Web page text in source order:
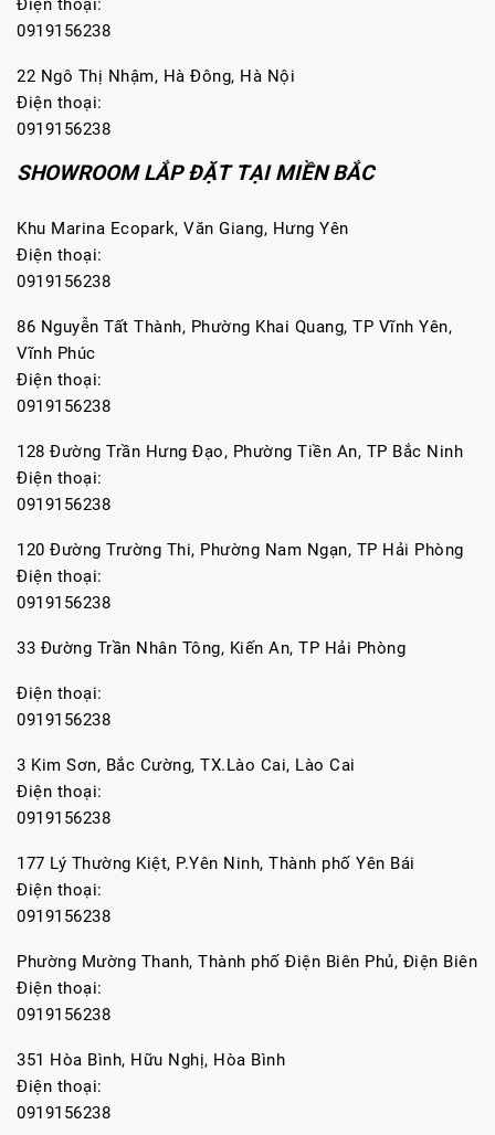
Điện thoại:
0919156238
22 Ngô Thị Nhậm, Hà Đông, Hà Nội
Điện thoại:
0919156238
SHOWROOM LẮP ĐẶT TẠI MIỀN BẮC
Khu Marina Ecopark, Văn Giang, Hưng Yên
Điện thoại:
0919156238
86 Nguyễn Tất Thành, Phường Khai Quang, TP Vĩnh Yên,
Vĩnh Phúc
Điện thoại:
0919156238
128 Đường Trần Hưng Đạo, Phường Tiền An, TP Bắc Ninh
Điện thoại:
0919156238
120 Đường Trường Thi, Phường Nam Ngạn, TP Hải Phòng
Điện thoại:
0919156238
33 Đường Trần Nhân Tông, Kiến An, TP Hải Phòng
Điện thoại:
0919156238
3 Kim Sơn, Bắc Cường, TX.Lào Cai, Lào Cai
Điện thoại:
0919156238
177 Lý Thường Kiệt, P.Yên Ninh, Thành phố Yên Bái
Điện thoại:
0919156238
Phường Mường Thanh, Thành phố Điện Biên Phủ, Điện Biên
Điện thoại:
0919156238
351 Hòa Bình, Hữu Nghị, Hòa Bình
Điện thoại:
0919156238